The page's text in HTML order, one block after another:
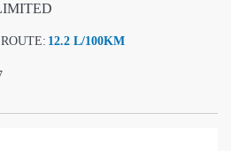
ROUTE: 12.2 L/100KM